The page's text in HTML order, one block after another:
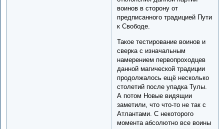
воинов в сторону от
предписанного традицией Пути
к Свободе.
Такое тестирование воинов и
сверка с изначальным
намерением первопроходцев
данной магической традиции
продолжалось ещё несколько
столетий после упадка Тулы.
А потом Новые видящии
заметили, что что-то не так с
Атлантами. С некоторого
момента абсолютно все воины